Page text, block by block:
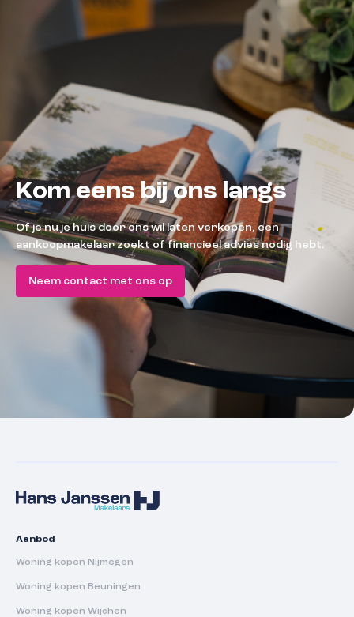
Kom eens bij ons langs
Of je nu je huis door ons wil laten verkopen, een
aankoopmakelaar zoekt of financieel advies nodig hebt.
Neem contact met ons op
Aanbod
Woning kopen Nijmegen
Woning kopen Beuningen
Woning kopen Wijchen